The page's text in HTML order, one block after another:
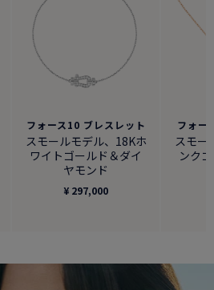
フォース10 ブレスレット
スモールモデル、18Kホ
ワイトゴールド＆ダイ
ヤモンド
¥ 297,000
フォー
スモー
ンク